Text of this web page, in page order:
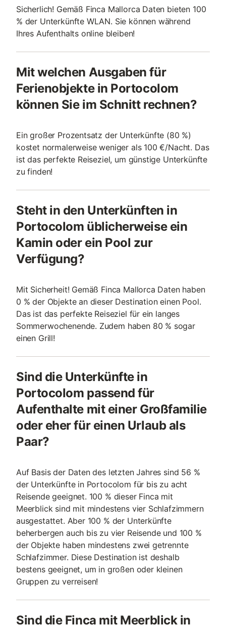
Sicherlich! Gemäß Finca Mallorca Daten bieten 100
% der Unterkünfte WLAN. Sie können während
Ihres Aufenthalts online bleiben!
Mit welchen Ausgaben für
Ferienobjekte in Portocolom
können Sie im Schnitt rechnen?
Ein großer Prozentsatz der Unterkünfte (80 %)
kostet normalerweise weniger als 100 €/Nacht. Das
ist das perfekte Reiseziel, um günstige Unterkünfte
zu finden!
Steht in den Unterkünften in
Portocolom üblicherweise ein
Kamin oder ein Pool zur
Verfügung?
Mit Sicherheit! Gemäß Finca Mallorca Daten haben
0 % der Objekte an dieser Destination einen Pool.
Das ist das perfekte Reiseziel für ein langes
Sommerwochenende. Zudem haben 80 % sogar
einen Grill!
Sind die Unterkünfte in
Portocolom passend für
Aufenthalte mit einer Großfamilie
oder eher für einen Urlaub als
Paar?
Auf Basis der Daten des letzten Jahres sind 56 %
der Unterkünfte in Portocolom für bis zu acht
Reisende geeignet. 100 % dieser Finca mit
Meerblick sind mit mindestens vier Schlafzimmern
ausgestattet. Aber 100 % der Unterkünfte
beherbergen auch bis zu vier Reisende und 100 %
der Objekte haben mindestens zwei getrennte
Schlafzimmer. Diese Destination ist deshalb
bestens geeignet, um in großen oder kleinen
Gruppen zu verreisen!
Sind die Finca mit Meerblick in